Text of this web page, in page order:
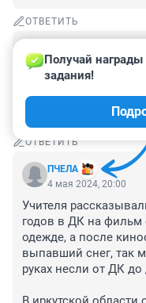
ОТВЕТИТЬ
4 мая 2024, 20:25
В году 96 том в мае
сильный деревья и
отдавали свои
ОТВЕТИТЬ
ПЧЕЛА
Получай
задания!
4 мая 2024, 20:00
Учителя
годов в ДК на фильм
одежде, а после
выпавший снег, так
руках несли от ДК до